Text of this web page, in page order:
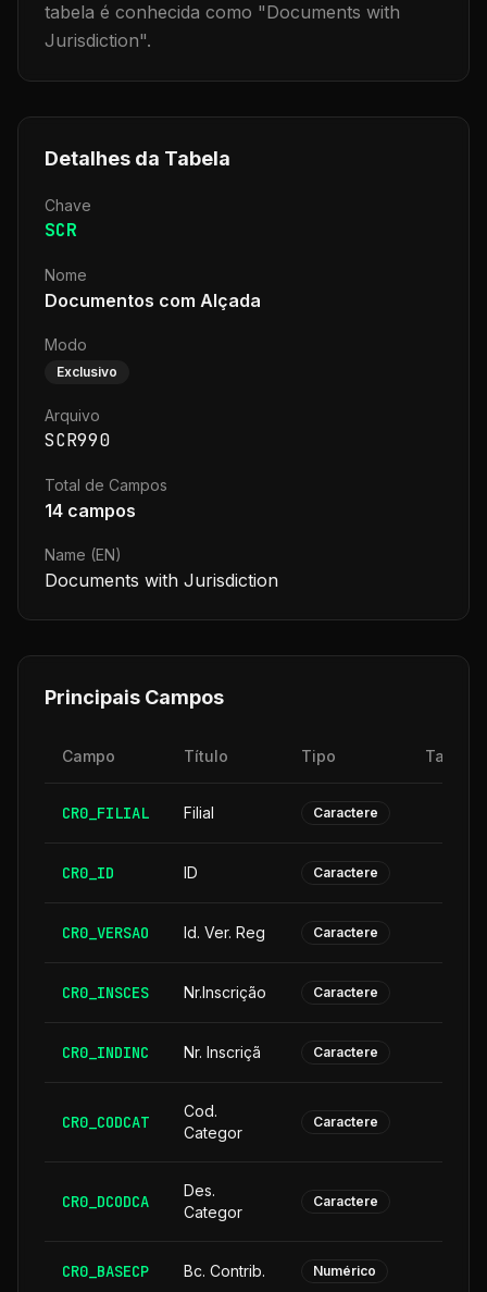
tabela é conhecida como "Documents with
Jurisdiction".
Detalhes da Tabela
Chave
SCR
Nome
Documentos com Alçada
Modo
Exclusivo
Arquivo
SCR990
Total de Campos
14 campos
Name (EN)
Documents with Jurisdiction
Principais Campos
Campo Título Tipo
CR0_FILIAL Filial Caractere
CR0_ID ID Caractere
CR0_VERSAO Id. Ver. Reg Caractere
CR0_INSCES Nr.Inscrição Caractere
CR0_INDINC Nr. Inscriçã Caractere
CR0_CODCAT
Cod.
Categor
Caractere
CR0_DCODCA
Des.
Categor
Caractere
CR0_BASECP Bc. Contrib. Numérico